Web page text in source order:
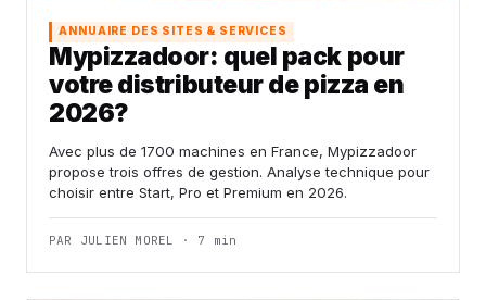
ANNUAIRE DES SITES & SERVICES
Mypizzadoor: quel pack pour
votre distributeur de pizza en
2026?
Avec plus de 1700 machines en France, Mypizzadoor
propose trois offres de gestion. Analyse technique pour
choisir entre Start, Pro et Premium en 2026.
PAR JULIEN MOREL · 7 min